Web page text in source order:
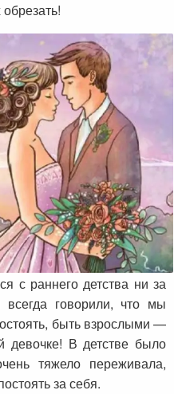
с раннего детства ни за
говорили, что мы
быть взрослыми —
девочке! В детстве было
тяжело переживала,
за себя.